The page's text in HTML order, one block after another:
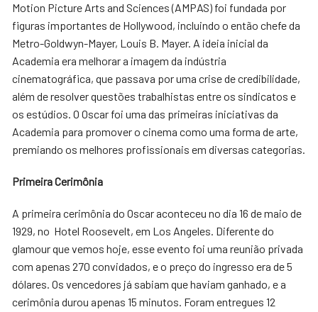
Motion Picture Arts and Sciences (AMPAS) foi fundada por
figuras importantes de Hollywood, incluindo o então chefe da
Metro-Goldwyn-Mayer, Louis B. Mayer. A ideia inicial da
Academia era melhorar a imagem da indústria
cinematográfica, que passava por uma crise de credibilidade,
além de resolver questões trabalhistas entre os sindicatos e
os estúdios. O Oscar foi uma das primeiras iniciativas da
Academia para promover o cinema como uma forma de arte,
premiando os melhores profissionais em diversas categorias.
Primeira Cerimônia
A primeira cerimônia do Oscar aconteceu no dia 16 de maio de
1929, no Hotel Roosevelt, em Los Angeles. Diferente do
glamour que vemos hoje, esse evento foi uma reunião privada
com apenas 270 convidados, e o preço do ingresso era de 5
dólares. Os vencedores já sabiam que haviam ganhado, e a
cerimônia durou apenas 15 minutos. Foram entregues 12